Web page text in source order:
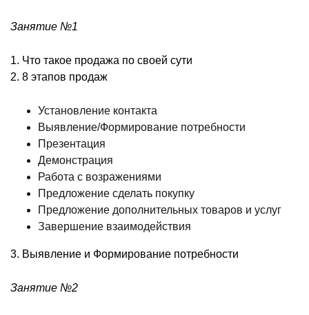
Занятие №1
1. Что такое продажа по своей сути
2. 8 этапов продаж
Установление контакта
Выявление/Формирование потребности
Презентация
Демонстрация
Работа с возражениями
Предложение сделать покупку
Предложение дополнительных товаров и услуг
Завершение взаимодействия
3. Выявление и Формирование потребности
Занятие №2